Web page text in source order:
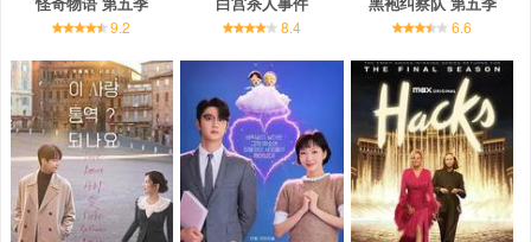
9.2 8.4 6.6